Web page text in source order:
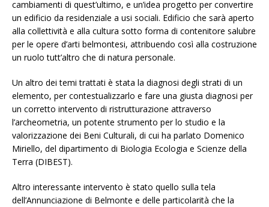
cambiamenti di quest’ultimo, e un’idea progetto per convertire
un edificio da residenziale a usi sociali. Edificio che sarà aperto
alla collettività e alla cultura sotto forma di contenitore salubre
per le opere d’arti belmontesi, attribuendo così alla costruzione
un ruolo tutt’altro che di natura personale.
Un altro dei temi trattati è stata la diagnosi degli strati di un
elemento, per contestualizzarlo e fare una giusta diagnosi per
un corretto intervento di ristrutturazione attraverso
l’archeometria, un potente strumento per lo studio e la
valorizzazione dei Beni Culturali, di cui ha parlato Domenico
Miriello, del dipartimento di Biologia Ecologia e Scienze della
Terra (DIBEST).
Altro interessante intervento è stato quello sulla tela
dell’Annunciazione di Belmonte e delle particolarità che la